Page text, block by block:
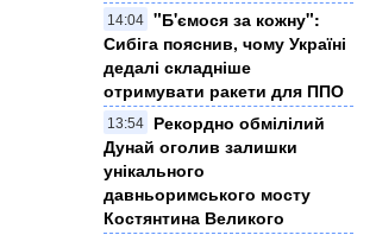
14:04 "Б'ємося за кожну":
Сибіга пояснив, чому Україні
дедалі складніше
отримувати ракети для ППО
13:54
Рекордно обмілілий
Дунай оголив залишки
унікального
давньоримського мосту
Костянтина Великого